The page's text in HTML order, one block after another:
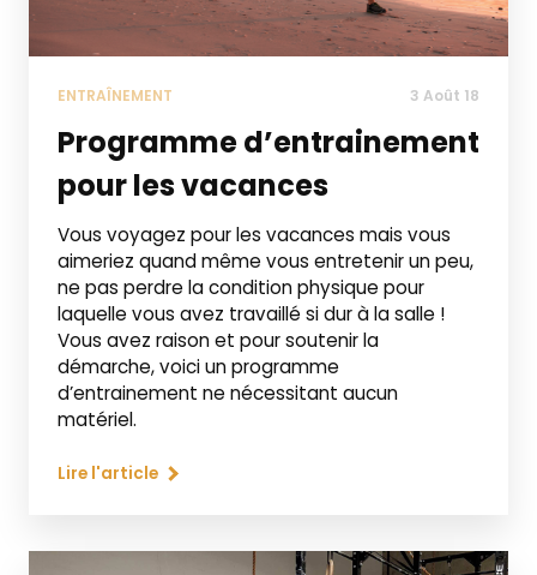
ENTRAÎNEMENT 3 Août 18
Programme d’entrainement
pour les vacances
Vous voyagez pour les vacances mais vous
aimeriez quand même vous entretenir un peu,
ne pas perdre la condition physique pour
laquelle vous avez travaillé si dur à la salle !
Vous avez raison et pour soutenir la
démarche, voici un programme
d’entrainement ne nécessitant aucun
matériel.
Lire l'article